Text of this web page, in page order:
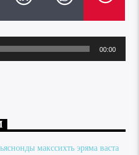
00:00
макссихть эряма васта